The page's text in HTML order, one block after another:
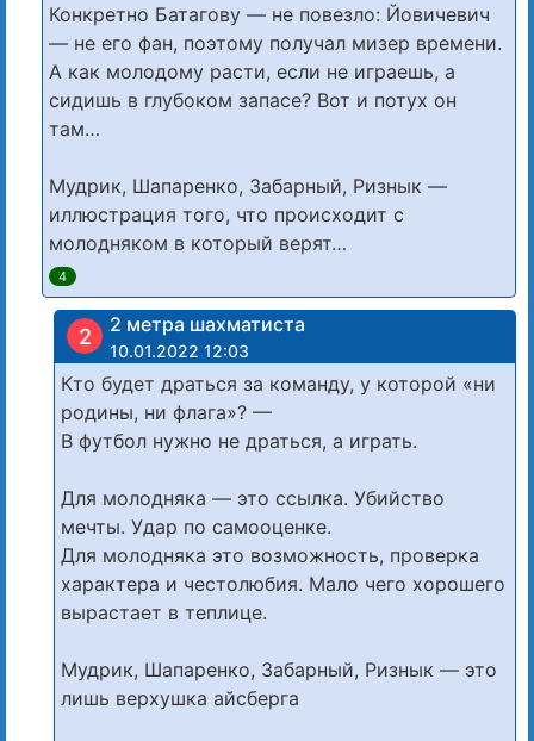
Конкретно Батагову — не повезло: Йовичевич
— не его фан, поэтому получал мизер времени.
А как молодому расти, если не играешь, а
сидишь в глубоком запасе? Вот и потух он
там…
Мудрик, Шапаренко, Забарный, Ризнык —
иллюстрация того, что происходит с
молодняком в который верят…
4
2 2 метра шахматиста
10.01.2022 12:03
Кто будет драться за команду, у которой «ни
родины, ни флага»? —
В футбол нужно не драться, а играть.
Для молодняка — это ссылка. Убийство
мечты. Удар по самооценке.
Для молодняка это возможность, проверка
характера и честолюбия. Мало чего хорошего
вырастает в теплице.
Мудрик, Шапаренко, Забарный, Ризнык — это
лишь верхушка айсберга